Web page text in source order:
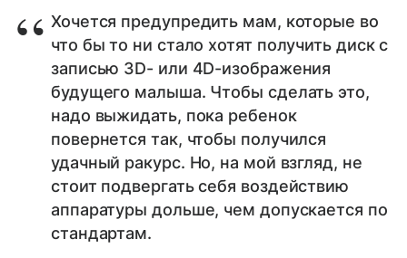
Хочется предупредить мам, которые во
что бы то ни стало хотят получить диск с
записью 3D- или 4D-изображения
будущего малыша. Чтобы сделать это,
надо выжидать, пока ребенок
повернется так, чтобы получился
удачный ракурс. Но, на мой взгляд, не
стоит подвергать себя воздействию
аппаратуры дольше, чем допускается по
стандартам.